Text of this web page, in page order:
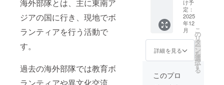
海外部隊とは、主に東南ア
ジアの国に行き、現地でボ
ランティアを行う活動で
す。
過去の海外部隊では教育ボ
します
【写真
付き活
動報告
PDF】
カンボ
の様子
フィリ
ピンの
小学校
で行っ
たアー
トワー
ク
シャ
ツ】今
け予
定：
2025
年12
月
詳細を見る
こ
の
リ
タ
ー
ン
を
選
択
す
る
このプロ